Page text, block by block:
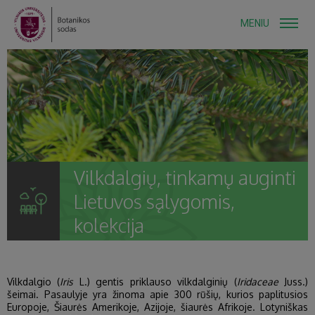
MENIU
Vilkdalgių, tinkamų auginti
Lietuvos sąlygomis,
kolekcija
Vilkdalgio (Iris L.) gentis priklauso vilkdalginių (IridaceaeJuss.)
šeimai. Pasaulyje yra žinoma apie 300 rūšių, kurios paplitusios
Europoje, Šiaurės Amerikoje, Azijoje, šiaurės Afrikoje. Lotyniškas